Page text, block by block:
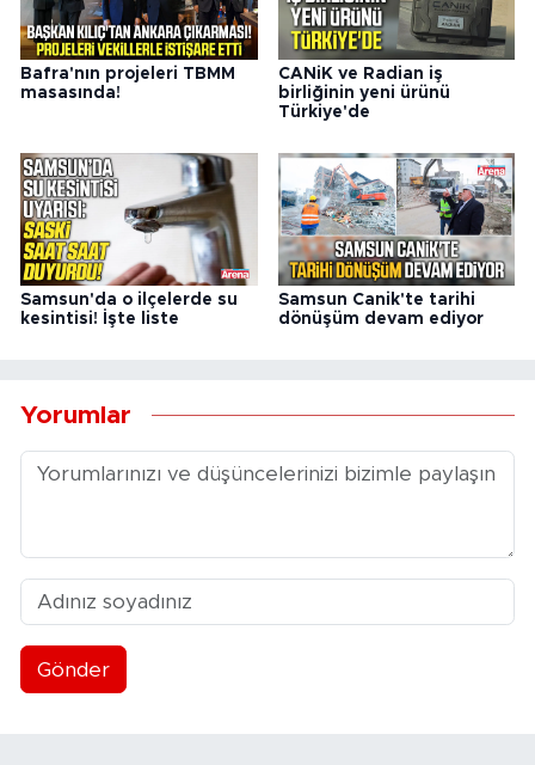
Bafra'nın projeleri TBMM
masasında!
CANiK ve Radian iş
birliğinin yeni ürünü
Türkiye'de
Samsun'da o ilçelerde su
kesintisi! İşte liste
Samsun Canik'te tarihi
dönüşüm devam ediyor
Yorumlar
Gönder